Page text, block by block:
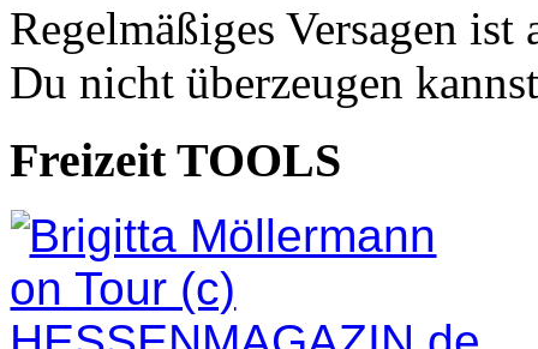
Regelmäßiges Versagen
Du nicht überzeugen
Freizeit TOOLS